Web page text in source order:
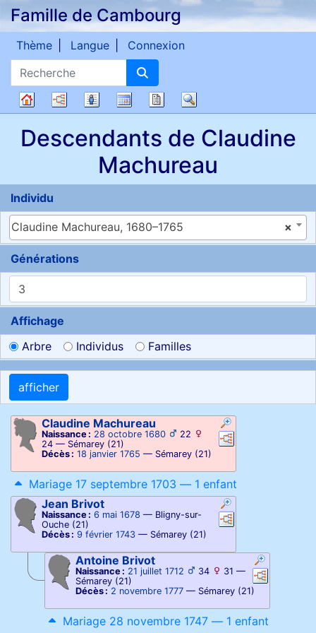
Passer au contenu
Famille de Cambourg
Recherche
Thème Langue Connexion
généalogique
Diagrammes
Listes CalendrierRapports
Descendants de Claudine
Machureau
Individu
×
Claudine Machureau, 1680–1765
Générations
Affichage
Arbre
Individus Familles
LiensLiens
Claudine Machureau
Naissance : 28 octobre 1680
22
24 — Sémarey (21)
Décès : 18 janvier 1765 — Sémarey (21)
Mariage 17 septembre 1703 — 1 enfant
LiensLiens
Jean Brivot
Naissance : 6 mai 1678 — Bligny-sur-
Ouche (21)
Décès : 9 février 1743 — Sémarey (21)
LiensLiens
Antoine Brivot
Naissance : 21 juillet 1712 34 31 —
Sémarey (21)
Décès : 2 novembre 1777 — Sémarey (21)
Mariage 28 novembre 1747 — 1 enfant